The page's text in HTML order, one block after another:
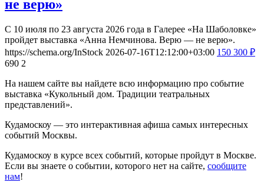
не верю»
С 10 июля по 23 августа 2026 года в Галерее «На Шаболовке»
пройдет выставка «Анна Немчинова. Верю — не верю».
https://schema.org/InStock 2026-07-16T12:12:00+03:00 150 300 ₽
690 2
На нашем сайте вы найдете всю информацию про событие
выставка «Кукольный дом. Традиции театральных
представлений».
Кудамоскоу — это интерактивная афиша самых интересных
событий Москвы.
Кудамоскоу в курсе всех событий, которые пройдут в Москве.
Если вы знаете о событии, которого нет на сайте, сообщите
нам!